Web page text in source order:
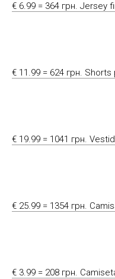
€ 6.99 = 364 грн. Jersey
€ 11.99 = 624 грн.
€ 19.99 = 1041 грн.
€ 25.99 = 1354 грн.
€ 3.99 = 208 грн.